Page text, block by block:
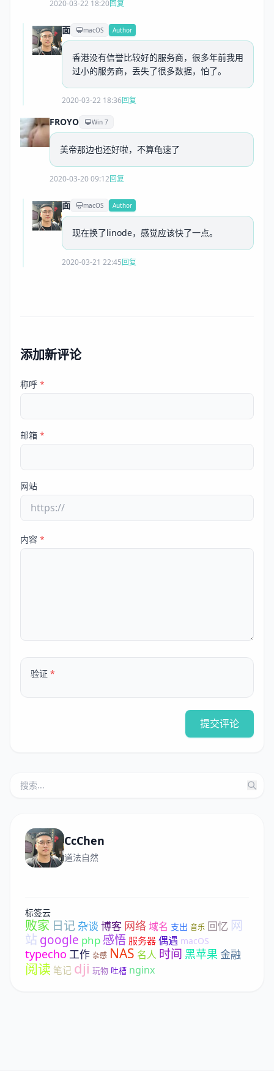
2020-03-22 18:20回复
面 macOS Author
香港没有信誉比较好的服务商，很多年前我用
过小的服务商，丢失了很多数据，怕了。
2020-03-22 18:36回复
FROYO Win 7
美帝那边也还好啦，不算龟速了
2020-03-20 09:12回复
面 macOS Author
现在换了linode，感觉应该快了一点。
2020-03-21 22:45回复
添加新评论
称呼 *
邮箱 *
网站
内容 *
验证 *
提交评论
CcChen
道法自然
标签云
败家 日记 杂谈 博客 网络域名 支出 音乐 回忆 网
站 google php 感悟 服务器 偶遇 macOS
typecho 工作 杂感 NAS 名人 时间 黑苹果 金融
阅读 笔记 dji 玩物 吐槽 nginx